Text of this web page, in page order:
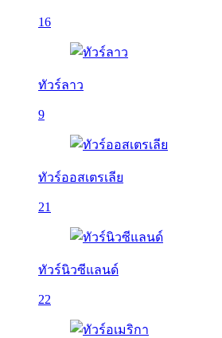
16
ทัวร์ลาว
9
ทัวร์ออสเตรเลีย
21
ทัวร์นิวซีแลนด์
22